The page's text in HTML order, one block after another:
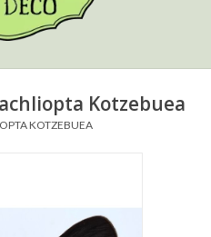
Kotzebuea
KOTZEBUEA